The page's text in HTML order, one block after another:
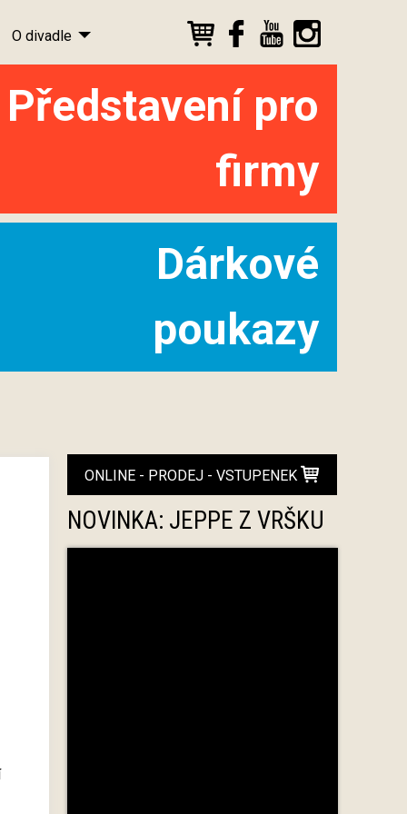
O divadle
Představení pro
firmy
Dárkové
poukazy
ONLINE - PRODEJ - VSTUPENEK
NOVINKA: JEPPE Z VRŠKU